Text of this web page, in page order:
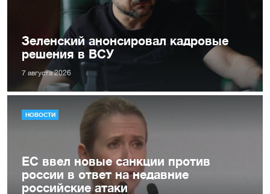
Зеленский анонсировал кадровые
решения в ВСУ
7 августа 2026
НОВОСТИ
ЕС ввел новые санкции против
россии в ответ на недавние
российские атаки